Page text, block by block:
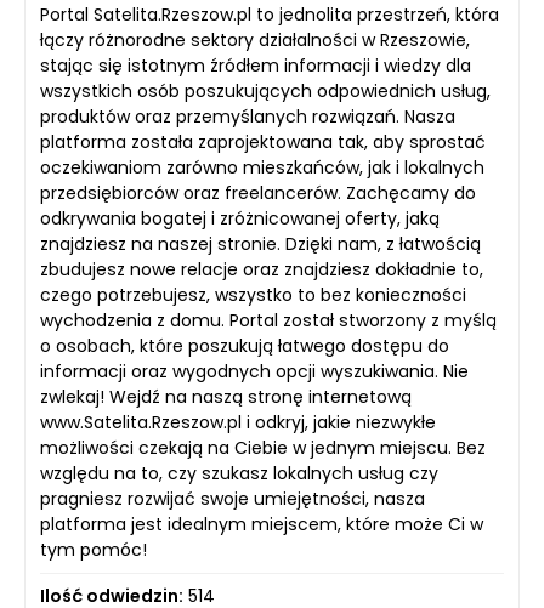
Portal Satelita.Rzeszow.pl to jednolita przestrzeń, która
łączy różnorodne sektory działalności w Rzeszowie,
stając się istotnym źródłem informacji i wiedzy dla
wszystkich osób poszukujących odpowiednich usług,
produktów oraz przemyślanych rozwiązań. Nasza
platforma została zaprojektowana tak, aby sprostać
oczekiwaniom zarówno mieszkańców, jak i lokalnych
przedsiębiorców oraz freelancerów. Zachęcamy do
odkrywania bogatej i zróżnicowanej oferty, jaką
znajdziesz na naszej stronie. Dzięki nam, z łatwością
zbudujesz nowe relacje oraz znajdziesz dokładnie to,
czego potrzebujesz, wszystko to bez konieczności
wychodzenia z domu. Portal został stworzony z myślą
o osobach, które poszukują łatwego dostępu do
informacji oraz wygodnych opcji wyszukiwania. Nie
zwlekaj! Wejdź na naszą stronę internetową
www.Satelita.Rzeszow.pl i odkryj, jakie niezwykłe
możliwości czekają na Ciebie w jednym miejscu. Bez
względu na to, czy szukasz lokalnych usług czy
pragniesz rozwijać swoje umiejętności, nasza
platforma jest idealnym miejscem, które może Ci w
tym pomóc!
Ilość odwiedzin: 514